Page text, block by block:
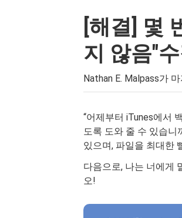
[해결] 몇
지 않음"
Nathan E. Malpass가
“어제부터 iTunes에서
도록 도와 줄 수 있습니
있으며, 파일을 최대한
다음으로, 나는 너에게
오!